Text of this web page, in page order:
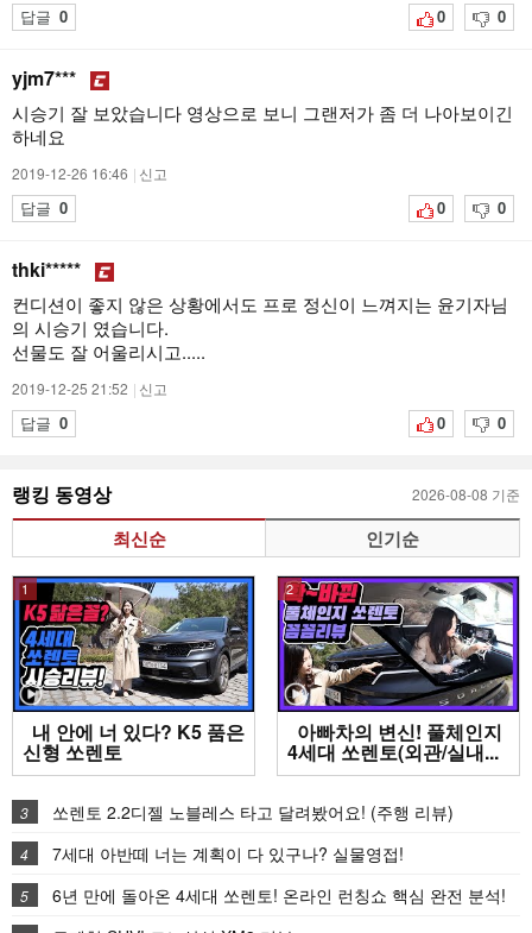
답글 0 0 0
yjm7***
시승기 잘 보았습니다 영상으로 보니 그랜저가 좀 더 나아보이긴
하네요
2019-12-26 16:46 | 신고
답글 0 0 0
thki*****
컨디션이 좋지 않은 상황에서도 프로 정신이 느껴지는 윤기자님
의 시승기 였습니다.
선물도 잘 어울리시고.....
2019-12-25 21:52 | 신고
답글 0 0 0
랭킹 동영상 2026-08-08 기준
최신순 인기순
1
내 안에 너 있다? K5 품은
신형 쏘렌토
2
아빠차의 변신! 풀체인지
4세대 쏘렌토(외관/실내...
3 쏘렌토 2.2디젤 노블레스 타고 달려봤어요! (주행 리뷰)
4 7세대 아반떼 너는 계획이 다 있구나? 실물영접!
5 6년 만에 돌아온 4세대 쏘렌토! 온라인 런칭쇼 핵심 완전 분석!